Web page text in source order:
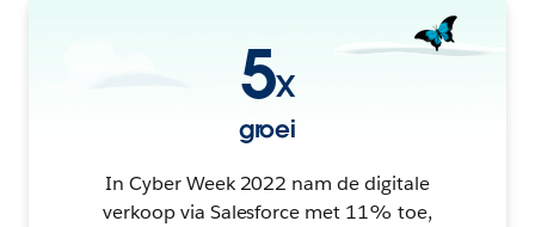
5X
groei
In Cyber Week 2022 nam de digitale
verkoop via Salesforce met 11% toe,